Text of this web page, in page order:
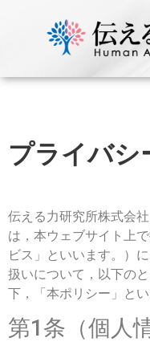
プライバシ
伝える力研究所株式会
は，本ウェブサイト上
ビス」といいます。）
扱いについて，以下の
下，「本ポリシー」と
第1条（個人